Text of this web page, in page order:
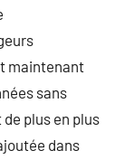
maintenant
sans
plus en plus
dans